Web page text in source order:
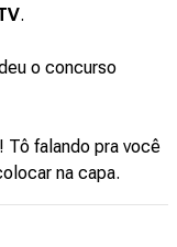
.
o concurso
Tô falando pra você
na capa.